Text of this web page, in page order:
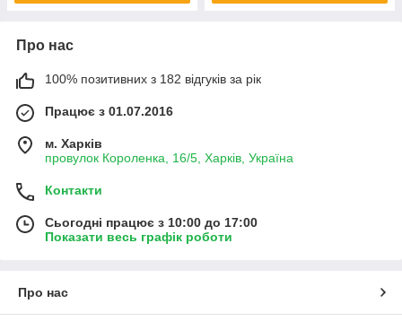
Про нас
100% позитивних з 182 відгуків за рік
Працює з 01.07.2016
м. Харків
провулок Короленка, 16/5, Харків, Україна
Контакти
Сьогодні працює з 10:00 до 17:00
Показати весь графік роботи
Про нас